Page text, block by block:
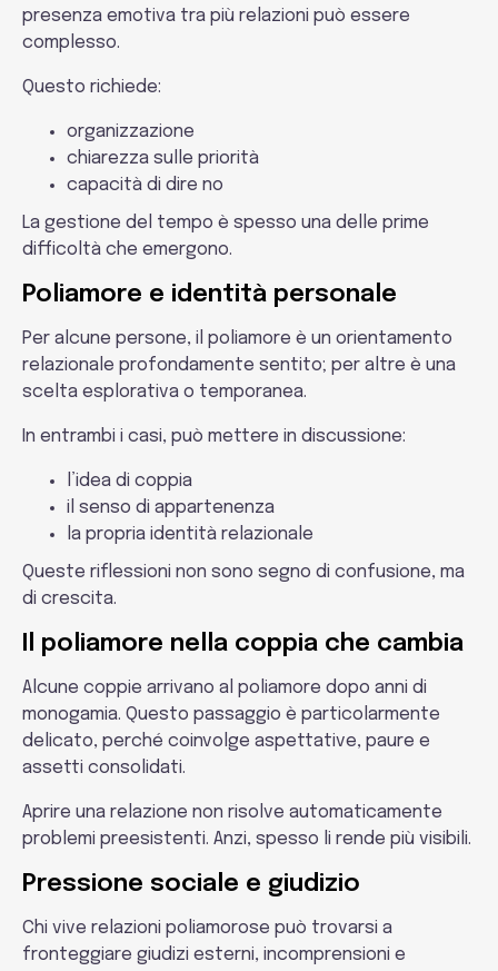
presenza emotiva tra più relazioni può essere
complesso.
Questo richiede:
organizzazione
chiarezza sulle priorità
capacità di dire no
La gestione del tempo è spesso una delle prime
difficoltà che emergono.
Poliamore e identità personale
Per alcune persone, il poliamore è un orientamento
relazionale profondamente sentito; per altre è una
scelta esplorativa o temporanea.
In entrambi i casi, può mettere in discussione:
l’idea di coppia
il senso di appartenenza
la propria identità relazionale
Queste riflessioni non sono segno di confusione, ma
di crescita.
Il poliamore nella coppia che cambia
Alcune coppie arrivano al poliamore dopo anni di
monogamia. Questo passaggio è particolarmente
delicato, perché coinvolge aspettative, paure e
assetti consolidati.
Aprire una relazione non risolve automaticamente
problemi preesistenti. Anzi, spesso li rende più visibili.
Pressione sociale e giudizio
Chi vive relazioni poliamorose può trovarsi a
fronteggiare giudizi esterni, incomprensioni e